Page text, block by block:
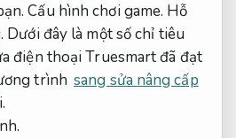
Cấu hình chơi game. Hỗ
Dưới đây là một số chỉ tiêu
điện thoại Truesmart đã đạt
trình sang sửa nâng cấp